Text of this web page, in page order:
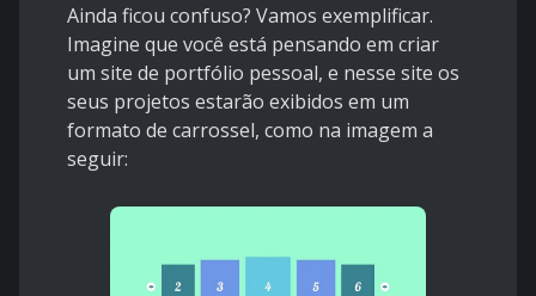
Ainda ficou confuso? Vamos exemplificar.
Imagine que você está pensando em criar
um site de portfólio pessoal, e nesse site os
seus projetos estarão exibidos em um
formato de carrossel, como na imagem a
seguir: